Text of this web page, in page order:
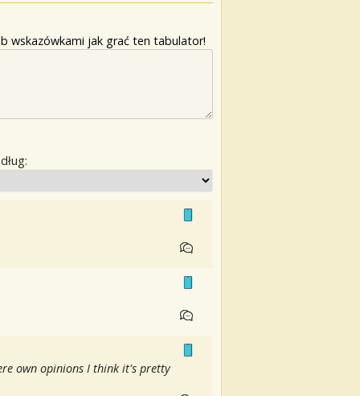
wskazówkami jak grać ten tabulator!
own opinions I think it's pretty